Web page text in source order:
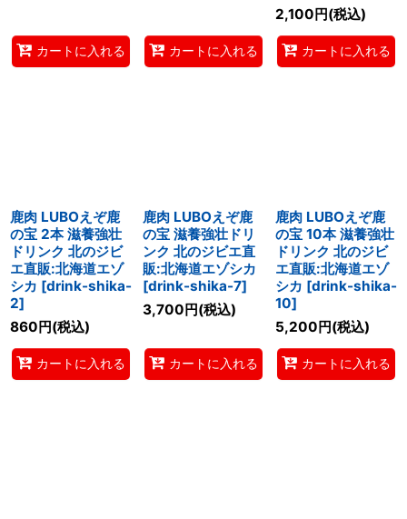
カートに入れる カートに入れる
2,100円(税込)
カートに入れる
鹿肉 LUBOえぞ鹿
の宝 2本 滋養強壮
ドリンク 北のジビ
エ直販:北海道エゾ
シカ [drink-shika-
2]
860円(税込)
カートに入れる
鹿肉 LUBOえぞ鹿
の宝 滋養強壮ドリ
ンク 北のジビエ直
販:北海道エゾシカ
[drink-shika-7]
3,700円(税込)
カートに入れる
鹿肉 LUBOえぞ鹿
の宝 10本 滋養強壮
ドリンク 北のジビ
エ直販:北海道エゾ
シカ [drink-shika-
10]
5,200円(税込)
カートに入れる